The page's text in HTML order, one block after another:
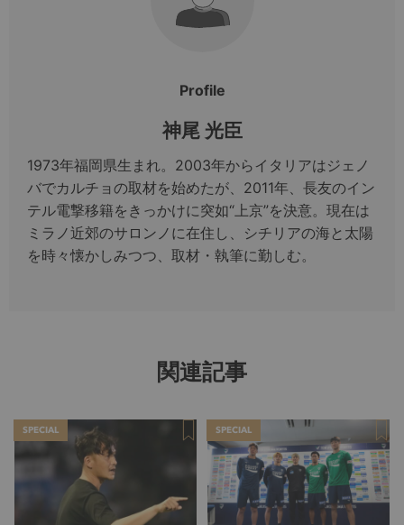
Profile
神尾 光臣
1973年福岡県生まれ。2003年からイタリアはジェノ
バでカルチョの取材を始めたが、2011年、長友のイン
テル電撃移籍をきっかけに突如“上京”を決意。現在は
ミラノ近郊のサロンノに在住し、シチリアの海と太陽
を時々懐かしみつつ、取材・執筆に勤しむ。
関連記事
SPECIAL SPECIAL